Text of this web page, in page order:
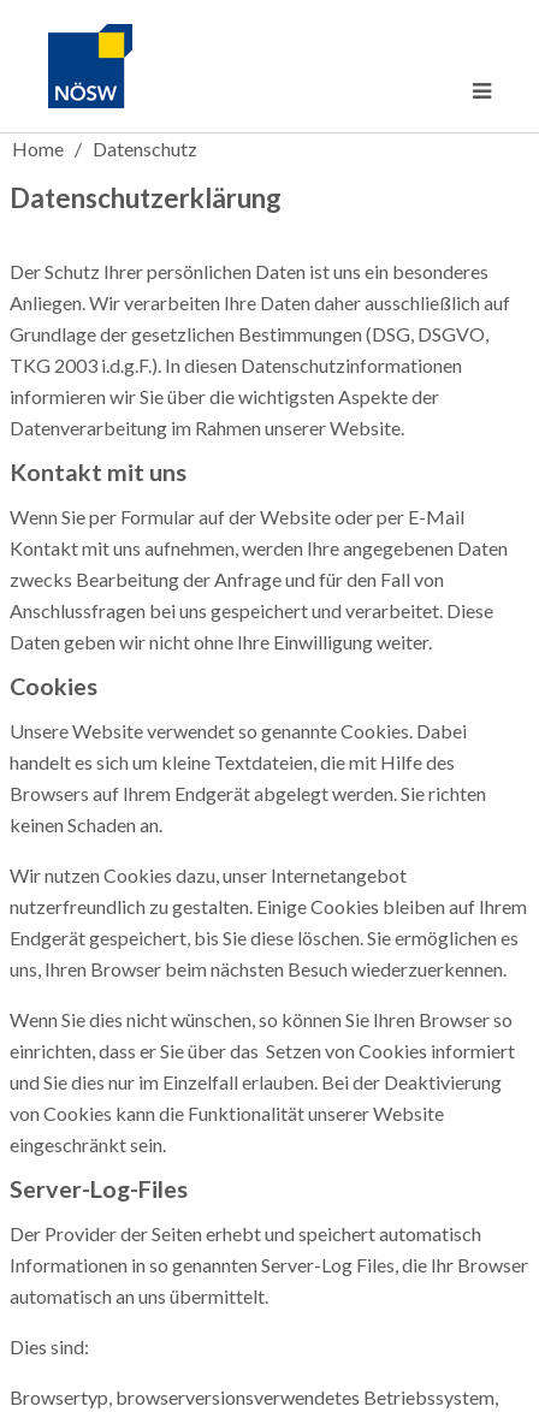
Immobiliensuche
in Planung
sofort wohnen
Objektmanager
Service
Über Uns
Geschichte des NÖSW
Management
Kontakt
Home / Datenschutz
Datenschutzerklärung
Der Schutz Ihrer persönlichen Daten ist uns ein besonderes
Anliegen. Wir verarbeiten Ihre Daten daher ausschließlich auf
Grundlage der gesetzlichen Bestimmungen (DSG, DSGVO,
TKG 2003 i.d.g.F.). In diesen Datenschutzinformationen
informieren wir Sie über die wichtigsten Aspekte der
Datenverarbeitung im Rahmen unserer Website.
Kontakt mit uns
Wenn Sie per Formular auf der Website oder per E-Mail
Kontakt mit uns aufnehmen, werden Ihre angegebenen Daten
zwecks Bearbeitung der Anfrage und für den Fall von
Anschlussfragen bei uns gespeichert und verarbeitet. Diese
Daten geben wir nicht ohne Ihre Einwilligung weiter.
Cookies
Unsere Website verwendet so genannte Cookies. Dabei
handelt es sich um kleine Textdateien, die mit Hilfe des
Browsers auf Ihrem Endgerät abgelegt werden. Sie richten
keinen Schaden an.
Wir nutzen Cookies dazu, unser Internetangebot
nutzerfreundlich zu gestalten. Einige Cookies bleiben auf Ihrem
Endgerät gespeichert, bis Sie diese löschen. Sie ermöglichen es
uns, Ihren Browser beim nächsten Besuch wiederzuerkennen.
Wenn Sie dies nicht wünschen, so können Sie Ihren Browser so
einrichten, dass er Sie über das Setzen von Cookies informiert
und Sie dies nur im Einzelfall erlauben. Bei der Deaktivierung
von Cookies kann die Funktionalität unserer Website
eingeschränkt sein.
Server-Log-Files
Der Provider der Seiten erhebt und speichert automatisch
Informationen in so genannten Server-Log Files, die Ihr Browser
automatisch an uns übermittelt.
Dies sind:
Browsertyp, browserversionsverwendetes Betriebssystem,